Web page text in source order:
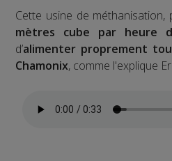
Cette usine de méthanisation,
mètres cube par heure
d’alimenter proprement
Chamonix, comme l'explique